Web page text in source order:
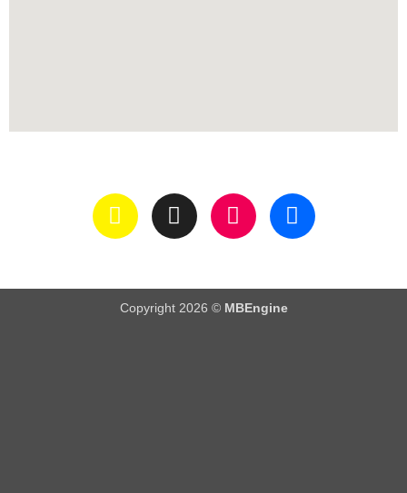
Copyright 2026 ©MBEngine